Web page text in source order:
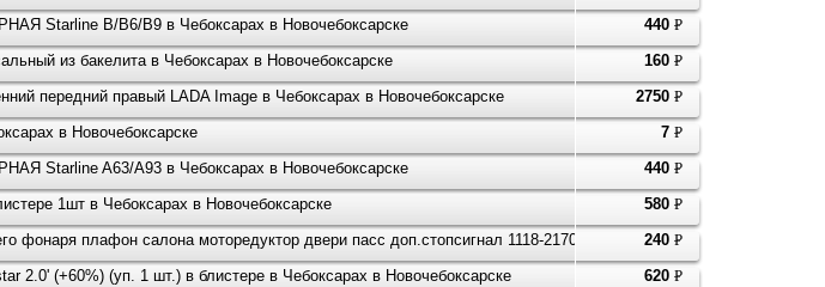
Starline B/B6/B9 в Чебоксарах в Новочебоксарске 440 PУБ.
из бакелита в Чебоксарах в Новочебоксарске 160 PУБ.
передний правый LADA Image в Чебоксарах в Новочебоксарске 2750 PУБ.
в Новочебоксарске 7 PУБ.
Starline A63/A93 в Чебоксарах в Новочебоксарске 440 PУБ.
1шт в Чебоксарах в Новочебоксарске 580 PУБ.
фонаря плафон салона моторедуктор двери пасс доп.стопсигнал 1118-2170 в Чебоксарах в Новочебоксарске
240 PУБ.
2.0' (+60%) (уп. 1 шт.) в блистере в Чебоксарах в Новочебоксарске 620 PУБ.